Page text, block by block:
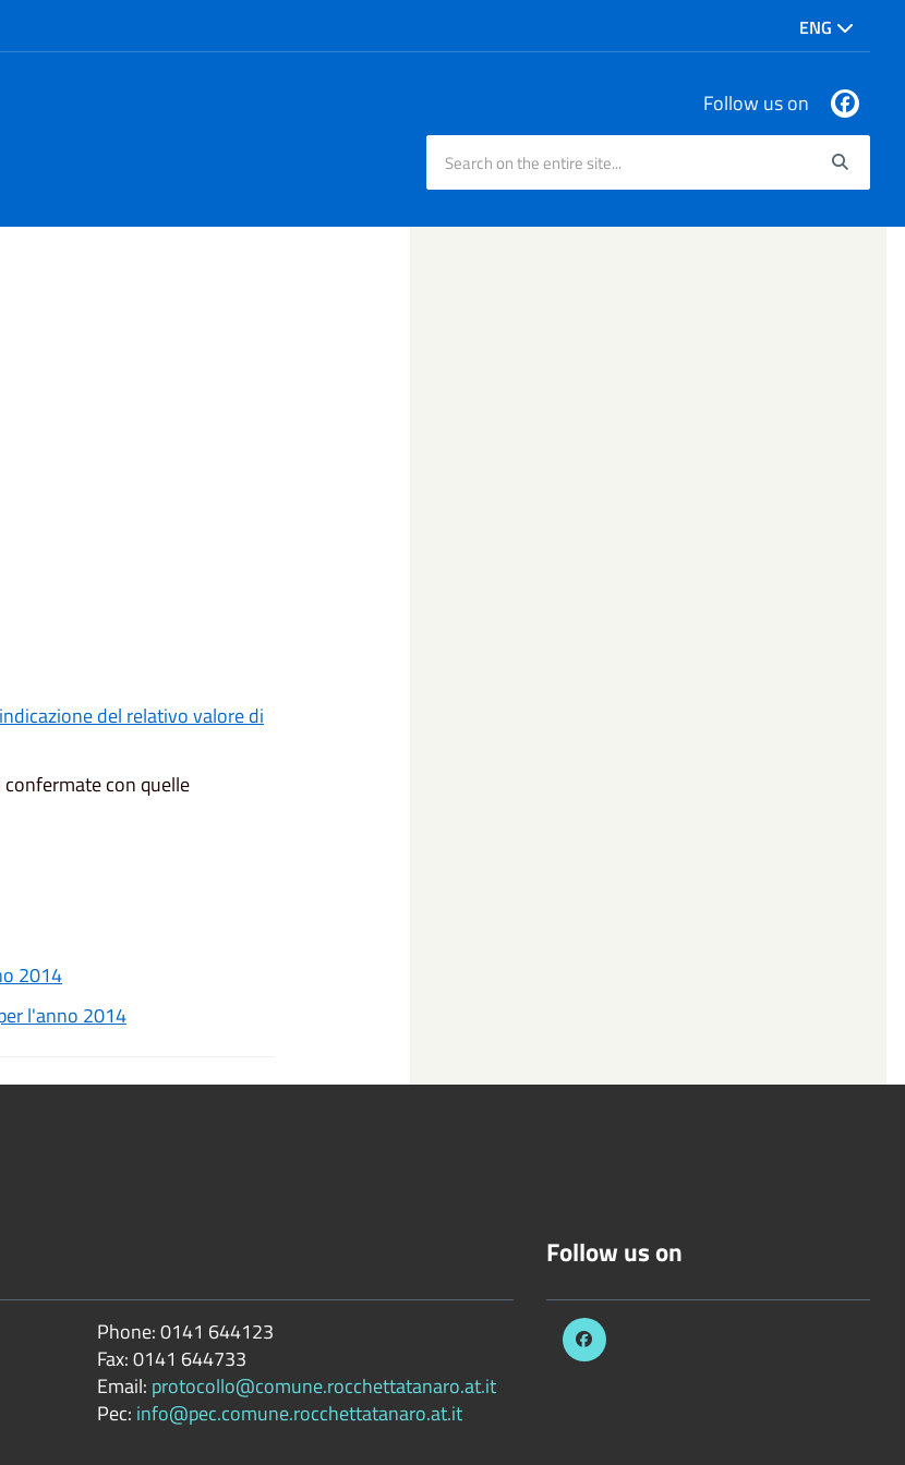
ENG
Follow us on
del relativo valore di
con quelle
2014
l'anno 2014
Phone:0141 644123
Fax:0141 644733
Email: protocollo@comune.rocchettatanaro.at.it
Pec: info@pec.comune.rocchettatanaro.at.it
Follow us on